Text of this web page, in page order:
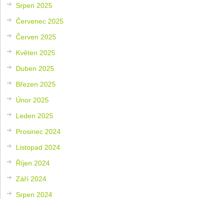
Srpen 2025
Červenec 2025
Červen 2025
Květen 2025
Duben 2025
Březen 2025
Únor 2025
Leden 2025
Prosinec 2024
Listopad 2024
Říjen 2024
Září 2024
Srpen 2024